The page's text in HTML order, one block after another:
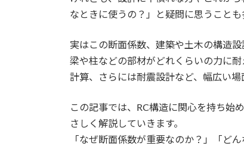
なときに使うの？」と疑問に思うことも
実はこの断面係数、建築や土木の構造設
梁や柱などの部材がどれくらいの力に
計算、さらには耐震設計など、幅広い場
この記事では、RC構造に関心を持ち始
さしく解説していきます。
「なぜ断面係数が重要なのか？」「ど